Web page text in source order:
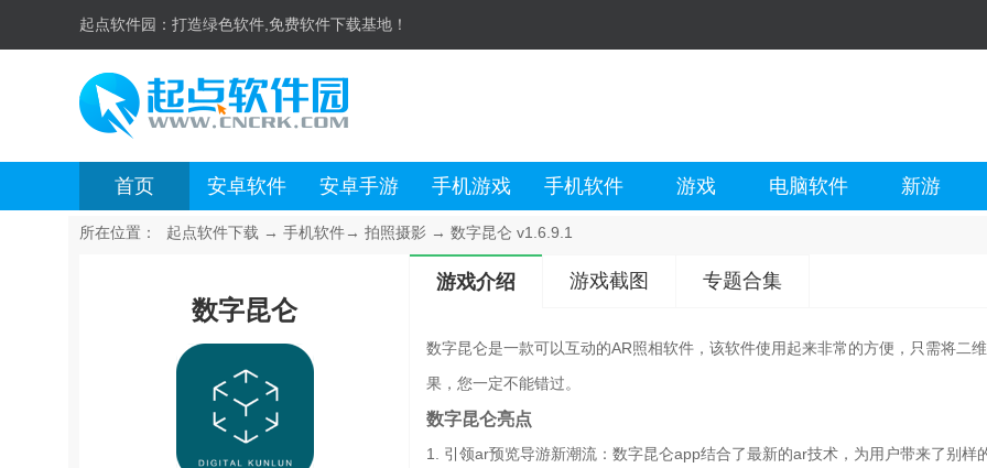
起点软件园： 打造绿色软件,免费软件下载基地！
首页 安卓软件 安卓手游 手机游戏 手机软件 游戏 电脑软件 新游
所在位置： 起点软件下载 → 手机软件→ 拍照摄影 → 数字昆仑 v1.6.9.1
数字昆仑
游戏介绍 游戏截图 专题合集
数字昆仑是一款可以互动的AR照相软件，该软件使用起来非常的方便，只需将二
果，您一定不能错过。
数字昆仑亮点
1. 引领ar预览导游新潮流：数字昆仑app结合了最新的ar技术，为用户带来了别样